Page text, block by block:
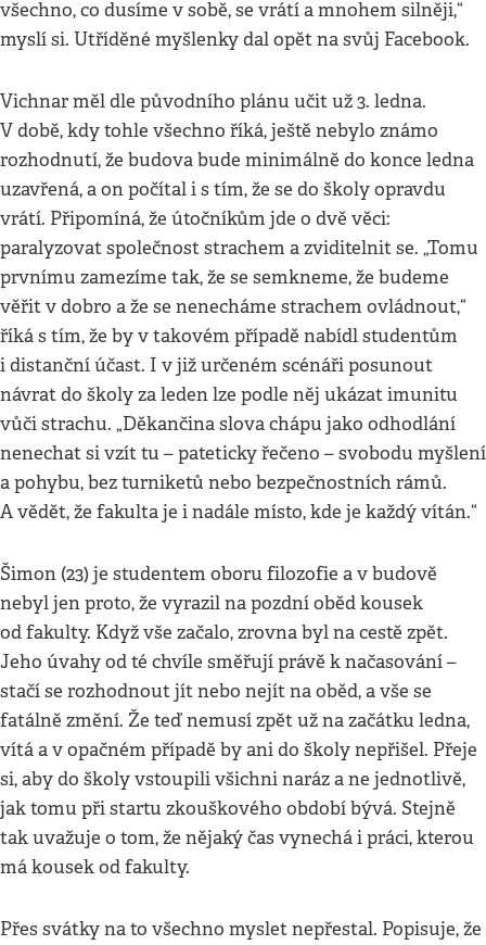
všechno, co dusíme v sobě, se vrátí a mnohem silněji,“
myslí si. Utříděné myšlenky dal opět na svůj Facebook.
Vichnar měl dle původního plánu učit už 3. ledna.
V době, kdy tohle všechno říká, ještě nebylo známo
rozhodnutí, že budova bude minimálně do konce ledna
uzavřená, a on počítal i s tím, že se do školy opravdu
vrátí. Připomíná, že útočníkům jde o dvě věci:
paralyzovat společnost strachem a zviditelnit se. „Tomu
prvnímu zamezíme tak, že se semkneme, že budeme
věřit v dobro a že se nenecháme strachem ovládnout,“
říká s tím, že by v takovém případě nabídl studentům
i distanční účast. I v již určeném scénáři posunout
návrat do školy za leden lze podle něj ukázat imunitu
vůči strachu. „Děkančina slova chápu jako odhodlání
nenechat si vzít tu – pateticky řečeno – svobodu myšlení
a pohybu, bez turniketů nebo bezpečnostních rámů.
A vědět, že fakulta je i nadále místo, kde je každý vítán.“
Šimon (23) je studentem oboru filozofie a v budově
nebyl jen proto, že vyrazil na pozdní oběd kousek
od fakulty. Když vše začalo, zrovna byl na cestě zpět.
Jeho úvahy od té chvíle směřují právě k načasování –
stačí se rozhodnout jít nebo nejít na oběd, a vše se
fatálně změní. Že teď nemusí zpět už na začátku ledna,
vítá a v opačném případě by ani do školy nepřišel. Přeje
si, aby do školy vstoupili všichni naráz a ne jednotlivě,
jak tomu při startu zkouškového období bývá. Stejně
tak uvažuje o tom, že nějaký čas vynechá i práci, kterou
má kousek od fakulty.
Přes svátky na to všechno myslet nepřestal. Popisuje, že